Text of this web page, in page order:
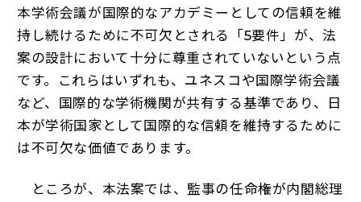
本学術会議が国際的なアカデミーとしての信頼を維
持し続けるために不可欠とされる「5要件」が、法
案の設計において十分に尊重されていないという点
です。これらはいずれも、ユネスコや国際学術会議
など、国際的な学術機関が共有する基準であり、日
本が学術国家として国際的な信頼を維持するために
は不可欠な価値であります。
ところが、本法案では、監事の任命権が内閣総理